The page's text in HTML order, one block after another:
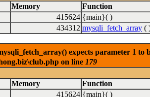
Memory
Function
415624 {main}( )
434312 mysqli_fetch_array (
expects parameter 1 to
on line 179
Memory
Function
415624 {main}( )